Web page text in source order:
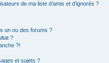
de ma liste d’amis et d’ignorés ?
un ou des forums ?
?
?!
et sujets ?